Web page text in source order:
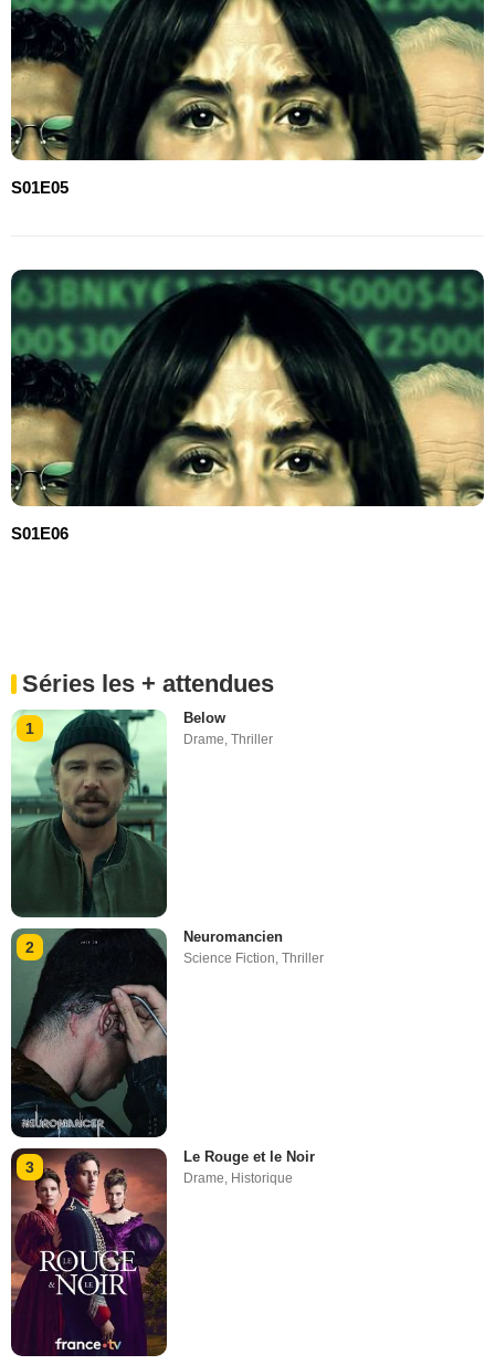
S01E05
S01E06
Séries les + attendues
1
Below
Drame,Thriller
2
Neuromancien
Science Fiction,Thriller
3
Le Rouge et le Noir
Drame Historique